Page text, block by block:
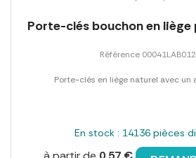
Porte-clés bouchon en
Référence
Porte-clés en liège naturel avec un
En stock : 14136 pièces